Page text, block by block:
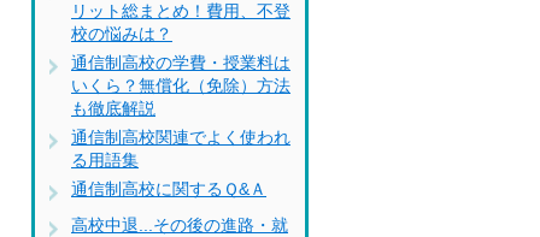
リット総まとめ！費用、不登
校の悩みは？
通信制高校の学費・授業料は
いくら？無償化（免除）方法
も徹底解説
通信制高校関連でよく使われ
る用語集
通信制高校に関するＱ&Ａ
高校中退...その後の進路・就